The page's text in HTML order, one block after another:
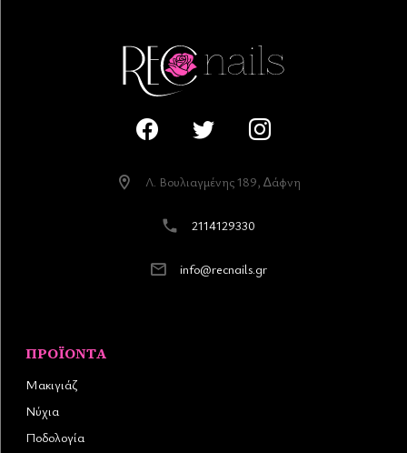
Λ. Βουλιαγµένης 189, ∆άφνη
2114129330
info@recnails.gr
ΠΡΟΪΌΝΤΑ
Μακιγιάζ
Νύχια
Ποδολογία